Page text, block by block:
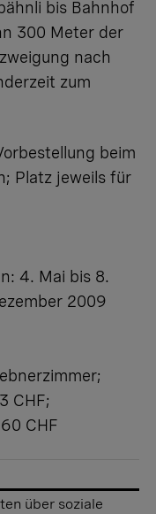
bis Bahnhof
300 Meter der
nach
zum
beim
Platz jeweils für
4. Mai bis 8.
2009
CHF;
CHF
über soziale